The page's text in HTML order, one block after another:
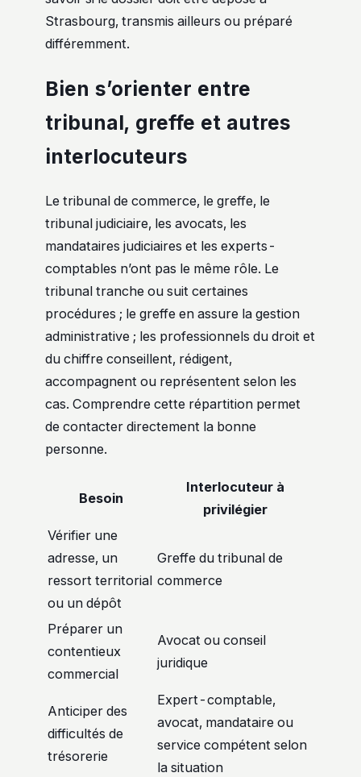
Strasbourg, transmis ailleurs ou préparé
différemment.
Bien s’orienter entre
tribunal, greffe et autres
interlocuteurs
Le tribunal de commerce, le greffe, le
tribunal judiciaire, les avocats, les
mandataires judiciaires et les experts-
comptables n’ont pas le même rôle. Le
tribunal tranche ou suit certaines
procédures ; le greffe en assure la gestion
administrative ; les professionnels du droit et
du chiffre conseillent, rédigent,
accompagnent ou représentent selon les
cas. Comprendre cette répartition permet
de contacter directement la bonne
personne.
Besoin
Interlocuteur à
privilégier
Vérifier une
adresse, un
ressort territorial
ou un dépôt
Greffe du tribunal de
commerce
Préparer un
contentieux
commercial
Avocat ou conseil
juridique
Anticiper des
difficultés de
trésorerie
Expert-comptable,
avocat, mandataire ou
service compétent selon
la situation